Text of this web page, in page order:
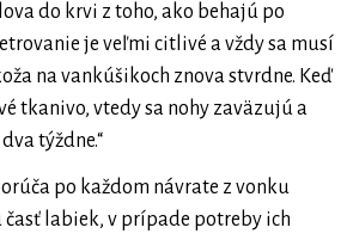
do krvi z toho, ako behajú po
je veľmi citlivé a vždy sa musí
na vankúšikoch znova stvrdne. Keď
tkanivo, vtedy sa nohy zaväzujú a
týždne.“
po každom návrate z vonku
labiek, v prípade potreby ich